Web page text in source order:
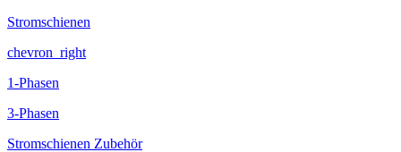
Stromschienen
chevron_right
1-Phasen
3-Phasen
Stromschienen Zubehör